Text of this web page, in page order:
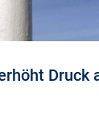
Druck